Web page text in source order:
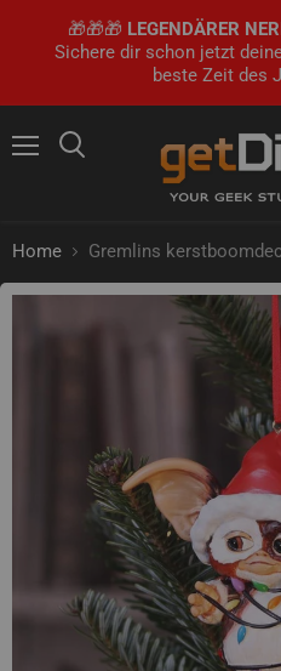
🎁🎁🎁 LEGENDÄRER
Sichere dir schon jetzt
beste Zeit des
Home Gremlins